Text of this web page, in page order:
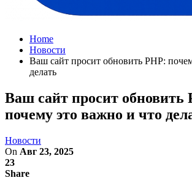
Home
Новости
Ваш сайт просит обновить PHP:
делать
Ваш сайт просит обновить
почему это важно и что
Новости
On Авг 23, 2025
23
Share